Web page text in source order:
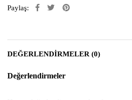
Paylaş:
DEĞERLENDIRMELER (0)
Değerlendirmeler